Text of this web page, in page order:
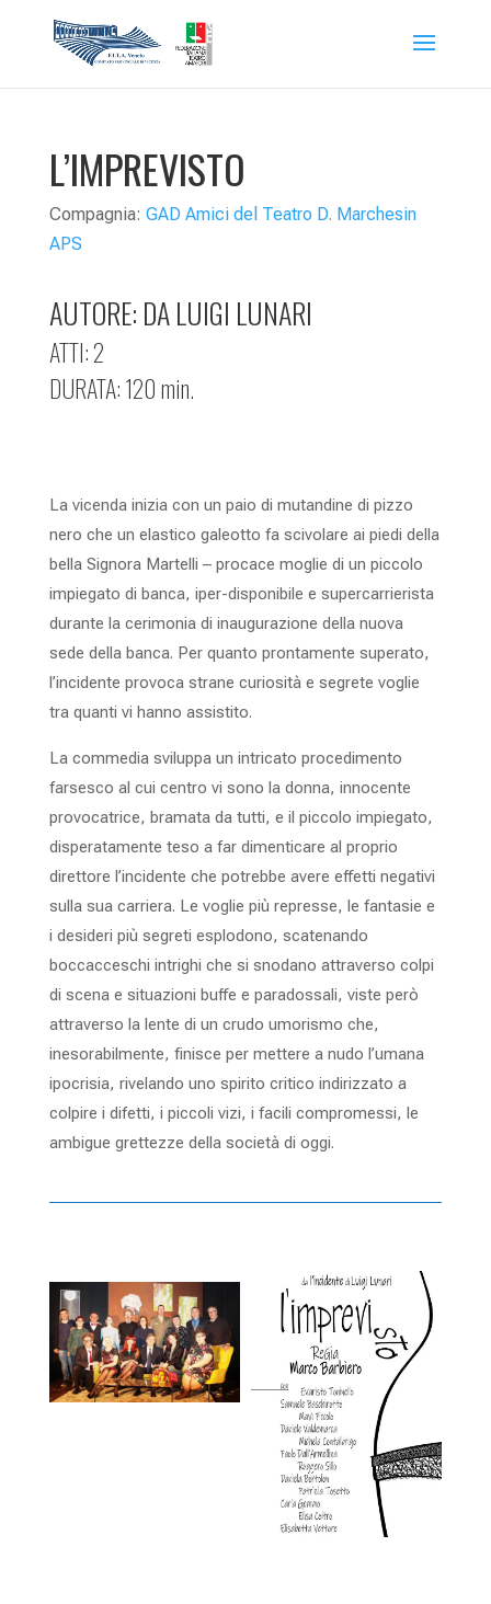
L’IMPREVISTO
Compagnia: GAD Amici del Teatro D. Marchesin
APS
AUTORE: DA LUIGI LUNARI
ATTI: 2
DURATA: 120 min.
La vicenda inizia con un paio di mutandine di pizzo
nero che un elastico galeotto fa scivolare ai piedi della
bella Signora Martelli – procace moglie di un piccolo
impiegato di banca, iper-disponibile e supercarrierista
durante la cerimonia di inaugurazione della nuova
sede della banca. Per quanto prontamente superato,
l’incidente provoca strane curiosità e segrete voglie
tra quanti vi hanno assistito.
La commedia sviluppa un intricato procedimento
farsesco al cui centro vi sono ​la donna, innocente
provocatrice, bramata da tutti, e il piccolo impiegato,
disperatamente teso a far dimenticare al proprio
direttore l’incidente che potrebbe avere effetti negativi
sulla sua carriera. Le voglie più represse, le fantasie e
i desideri più segreti esplodono, scatenando
boccacceschi intrighi che si snodano attraverso colpi
di scena e situazioni buffe e paradossali, viste però
attraverso la lente di un crudo umorismo che,
inesorabilmente, finisce per mettere a nudo l’umana
ipocrisia, rivelando uno spirito critico indirizzato a
colpire i difetti, i piccoli vizi, i facili compromessi, le
ambigue grettezze della società di oggi.